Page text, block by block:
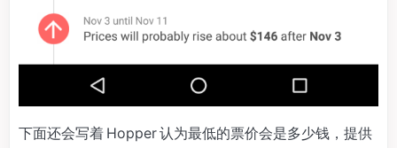
下面还会写着 Hopper 认为最低的票价会是多少钱，提供